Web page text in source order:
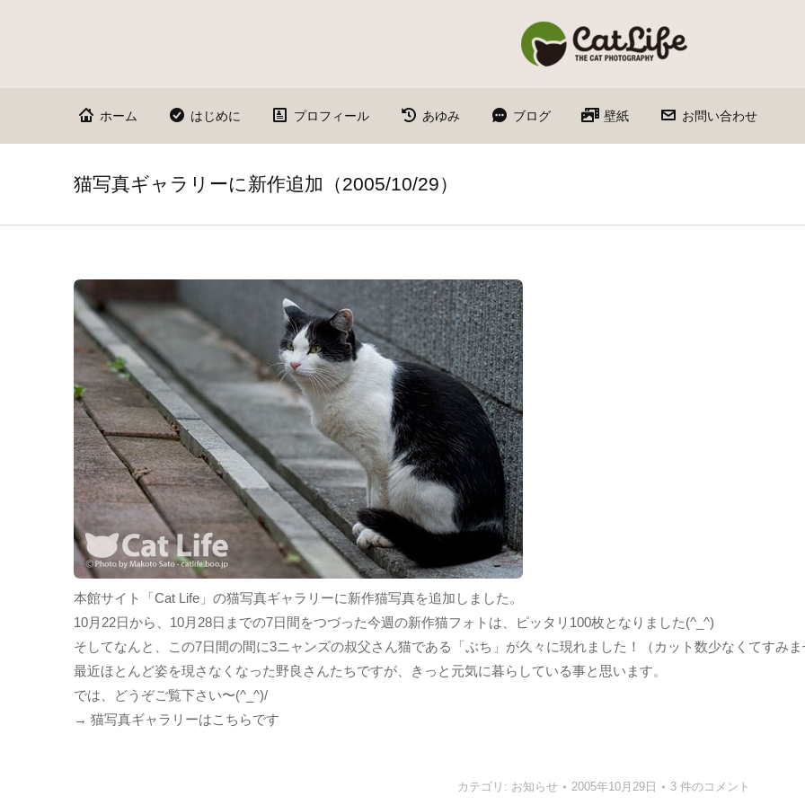
ホーム はじめに プロフィール あゆみ ブログ 壁紙 お問い合わせ
猫写真ギャラリーに新作追加（2005/10/29）
本館サイト「Cat Life」の猫写真ギャラリーに新作猫写真を追加しました。
10月22日から、10月28日までの7日間をつづった今週の新作猫フォトは、ピッタリ100枚となりました(^_^)
そしてなんと、この7日間の間に3ニャンズの叔父さん猫である「ぶち」が久々に現れました！（カット数少なくてすみ
最近ほとんど姿を現さなくなった野良さんたちですが、きっと元気に暮らしている事と思います。
では、どうぞご覧下さい〜(^_^)/
→ 猫写真ギャラリーはこちらです
カテゴリ: お知らせ 2005年10月29日 3 件のコメント